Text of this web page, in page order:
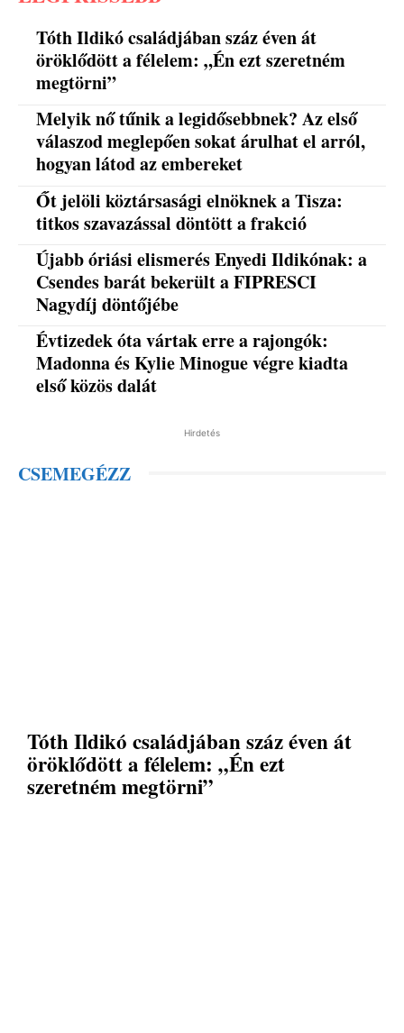
Tóth Ildikó családjában száz éven át
öröklődött a félelem: „Én ezt szeretném
megtörni”
Melyik nő tűnik a legidősebbnek? Az első
válaszod meglepően sokat árulhat el arról,
hogyan látod az embereket
Őt jelöli köztársasági elnöknek a Tisza:
titkos szavazással döntött a frakció
Újabb óriási elismerés Enyedi Ildikónak: a
Csendes barát bekerült a FIPRESCI
Nagydíj döntőjébe
Évtizedek óta vártak erre a rajongók:
Madonna és Kylie Minogue végre kiadta
első közös dalát
Hirdetés
CSEMEGÉZZ
Tóth Ildikó családjában száz éven át
öröklődött a félelem: „Én ezt
szeretném megtörni”